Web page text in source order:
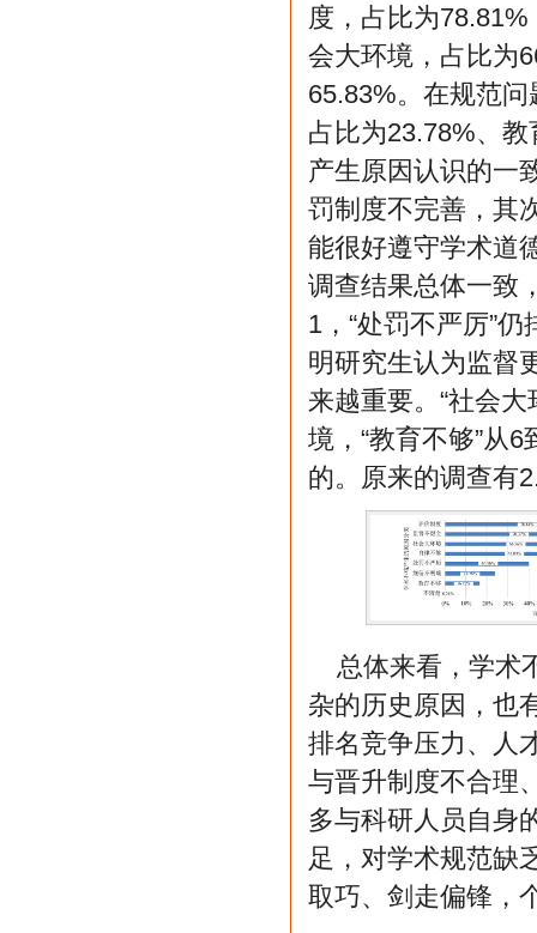
度，占比为
会大环境，占比为
65.83%。在规范
占比为23.78%、
产生原因认识的一
罚制度不完善，其
能很好遵守学术道
调查结果总体一致
1，“处罚不严厉”
明研究生认为监督
来越重要。“社会
境，“教育不够”从
的。原来的调查有
总体来看，学术
杂的历史原因，也
排名竞争压力、人
与晋升制度不合理
多与科研人员自身
足，对学术规范缺
取巧、剑走偏锋，